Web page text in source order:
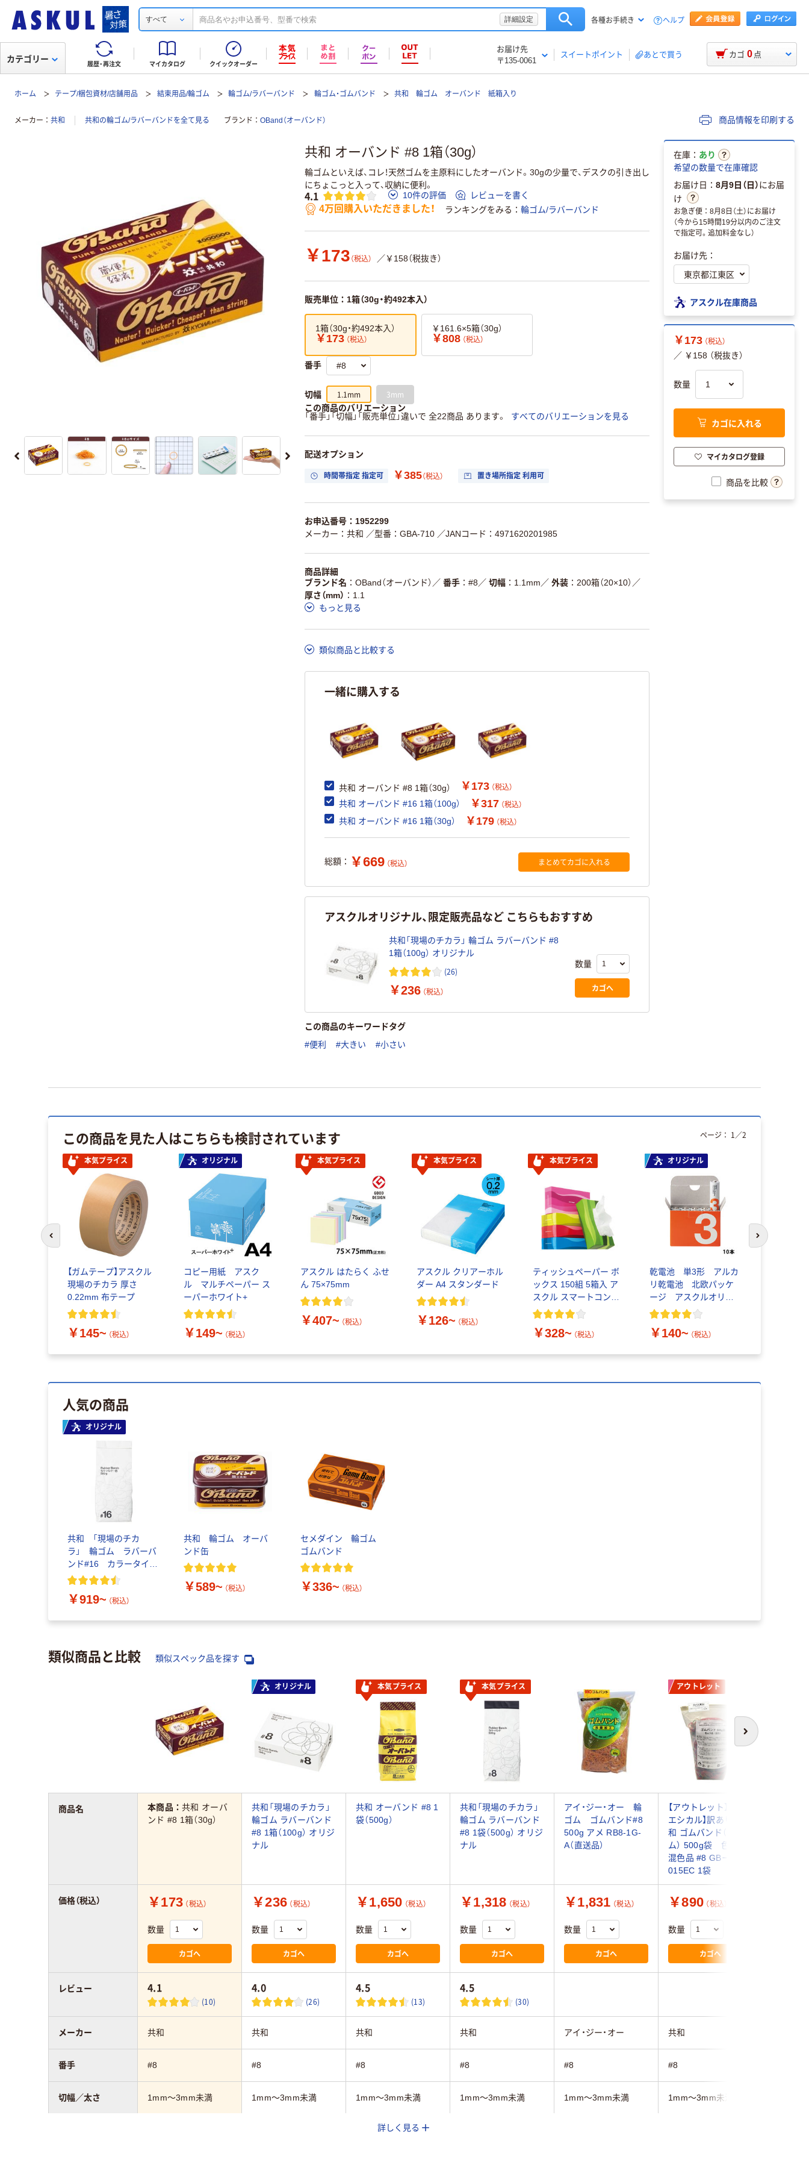
すべて 詳細設定 各種お手続き ヘルプ
履歴・再注文 マイカタログ クイックオーダー
お届け先
〒135-0061
スイートポイント あとで買う
カテゴリー カゴ 0 点
ホーム テープ/梱包資材/店舗用品 結束用品/輪ゴム 輪ゴム/ラバーバンド 輪ゴム・ゴムバンド 共和 輪ゴム オーバンド 紙箱入り
メーカー 共和 共和の輪ゴム/ラバーバンドを全て見る ブランド OBand（オーバンド） 商品情報を印刷する
共和 オーバンド #8 1箱（30g）
輪ゴムといえば、コレ！天然ゴムを主原料にしたオーバンド。30gの少量で、デスクの引き出し
にちょこっと入って、収納に便利。
4.1 10件の評価 レビューを書く
4万回購入いただきました！ ランキングをみる 輪ゴム/ラバーバンド
￥173 （税込） ／￥158（税抜き）
販売単位：1箱（30g・約492本入）
1箱（30g・約492本入）
￥173 （税込）
￥161.6×5箱（30g）
￥808 （税込）
番手
切幅 1.1mm 3mm
この商品のバリエーション
「番手」「切幅」「販売単位」違いで 全22商品 あります。
すべてのバリエーションを見る
配送オプション
時間帯指定 指定可 ￥385（税込） 置き場所指定 利用可
お申込番号：1952299
メーカー：共和 ／型番：GBA-710 ／JANコード：4971620201985
商品詳細
ブランド名
OBand（オーバンド） ／ 番手 #8 ／ 切幅 1.1mm ／ 外装 200箱（20×10） ／
厚さ（mm）
1.1
もっと見る
類似商品と比較する
一緒に購入する
共和 オーバンド #8 1箱（30g） ￥173 （税込）
共和 オーバンド #16 1箱（100g） ￥317 （税込）
共和 オーバンド #16 1箱（30g） ￥179 （税込）
総額： ￥669 （税込） まとめてカゴに入れる
アスクルオリジナル、限定販売品など こちらもおすすめ
共和「現場のチカラ」 輪ゴム ラバーバンド #8
1箱（100g） オリジナル
(26)
￥236 （税込）
数量
カゴへ
この商品のキーワードタグ
#便利 #大きい #小さい
在庫： あり
希望の数量で在庫確認
お届け日： 8月9日（日）にお届
け
お急ぎ便：8月8日（土）にお届け
（今から15時間19分以内のご注文
で指定可。追加料金なし）
お届け先：
アスクル在庫商品
￥173 （税込）
／ ￥158 （税抜き）
数量
カゴに入れる
マイカタログ登録
商品を比較
この商品を見た人はこちらも検討されています
本気プライス
【ガムテープ】アスクル
現場のチカラ 厚さ
0.22mm 布テープ
￥145~ （税込）
オリジナル
コピー用紙 アスク
ル マルチペーパー ス
ーパーホワイト+
￥149~ （税込）
本気プライス
アスクル はたらく ふせ
ん 75×75mm
￥407~ （税込）
本気プライス
アスクル クリアーホル
ダー A4 スタンダード
￥126~ （税込）
本気プライス
ティッシュペーパー ボ
ックス 150組 5箱入 ア
スクル スマートコンパ
クト ビビッド PEFC認
￥328~ （税込）
オリジナル
乾電池 単3形 アルカ
リ乾電池 北欧パッケ
ージ アスクルオリジ
ナル
￥140~ （税込）
ページ： 1 ／2
前のスライドへ 次のスライド
人気の商品
オリジナル
共和 「現場のチカ
ラ」 輪ゴム ラバーバ
ンド#16 カラータイ
プ 500g
￥919~ （税込）
共和 輪ゴム オーバ
ンド缶
￥589~ （税込）
セメダイン 輪ゴム
ゴムバンド
￥336~ （税込）
類似商品と比較 類似スペック品を探す
次へ
オリジナル 本気プライス 本気プライス アウトレット
本商品：共和 オーバ
ンド #8 1箱（30g）
共和「現場のチカラ」
輪ゴム ラバーバンド
#8 1箱（100g） オリジ
ナル
共和 オーバンド #8 1
袋（500g）
共和「現場のチカラ」
輪ゴム ラバーバンド
#8 1袋（500g） オリジ
ナル
アイ・ジー・オー 輪
ゴム ゴムバンド#8
500g アメ RB8-1G-
A（直送品）
【アウトレット】【Go
エシカル】訳あり 共
和 ゴムバンド（輪ゴ
ム） 500g袋 色ムラ
混色品 #8 GBー
015EC 1袋
￥173 （税込）
数量
カゴへ
￥236 （税込）
数量
カゴへ
￥1,650 （税込）
数量
カゴへ
￥1,318 （税込）
数量
カゴへ
￥1,831 （税込）
数量
カゴへ
￥890 （税込）
数量
カゴへ
4.1
(10)
4.0
(26)
4.5
(13)
4.5
(30)
共和 共和 共和 共和 アイ・ジー・オー 共和
#8 #8 #8 #8 #8 #8
1mm～3mm未満 1mm～3mm未満 1mm～3mm未満 1mm～3mm未満 1mm～3mm未満 1mm～3mm未満
ブラウン系
商品名
価格（税込）
レビュー
メーカー
番手
切幅／太さ
詳しく見る